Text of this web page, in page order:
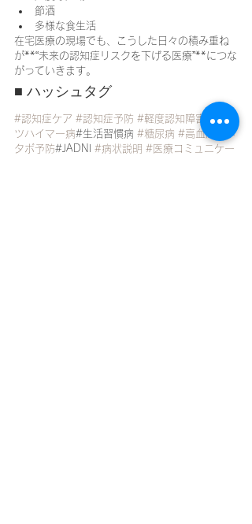
節酒
多様な食生活
在宅医療の現場でも、こうした日々の積み重ね
が**“未来の認知症リスクを下げる医療”**につな
がっていきます。
■ ハッシュタグ
#認知症ケア #認知症予防 #軽度認知障害
#アル
ツハイマー病#生活習慣病 #糖尿病 #高血圧
#メ
タボ予防#JADNI #病状説明 #医療コミュニケー